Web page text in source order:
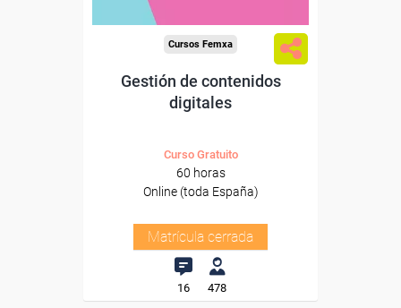
Cursos Femxa
Gestión de contenidos
digitales
Curso Gratuito
60 horas
Online (toda España)
Matrícula cerrada
16 478